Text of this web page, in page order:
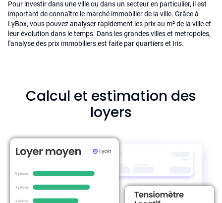
Pour investir dans une ville ou dans un secteur en particulier, il est
important de connaître le marché immobilier de la ville. Grâce à
LyBox, vous pouvez analyser rapidement les prix au m² de la ville et
leur évolution dans le temps. Dans les grandes villes et metropoles,
l'analyse des prix immobiliers est faite par quartiers et Iris.
Calcul et estimation des
loyers